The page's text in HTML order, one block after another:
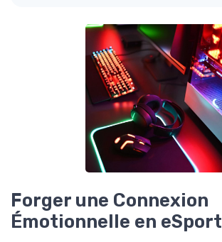
Forger une Connexion
Émotionnelle en eSport